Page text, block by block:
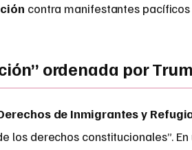
contra manifestantes
ordenada por
de Inmigrantes y
los derechos constitucionales”.